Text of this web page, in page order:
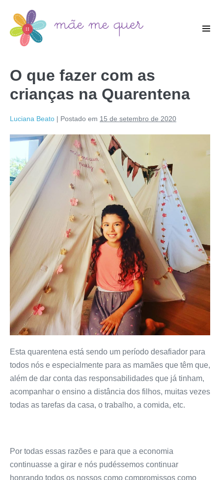
O que fazer com as
crianças na Quarentena
Luciana Beato | Postado em 15 de setembro de 2020
Esta quarentena está sendo um período desafiador para
todos nós e especialmente para as mamães que têm que,
além de dar conta das responsabilidades que já tinham,
acompanhar o ensino a distância dos filhos, muitas vezes
todas as tarefas da casa, o trabalho, a comida, etc.
Por todas essas razões e para que a economia
continuasse a girar e nós pudéssemos continuar
honrando todos os nossos como compromissos como